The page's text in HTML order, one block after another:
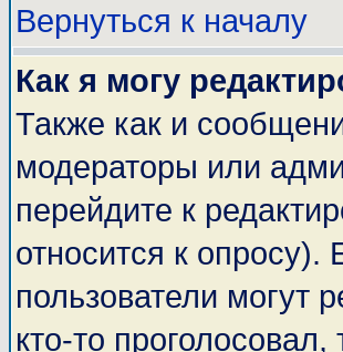
Вернуться к началу
Как я могу
Также как и
модераторы или
перейдите к
относится к опросу).
пользователи могут
кто-то